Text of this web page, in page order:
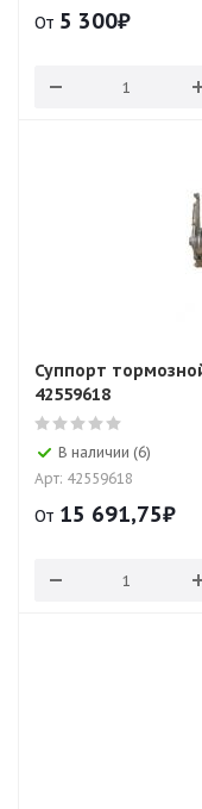
От 5 300₽
Суппорт
42559618
В наличии (6)
Арт: 42559618
От 15 691,75₽